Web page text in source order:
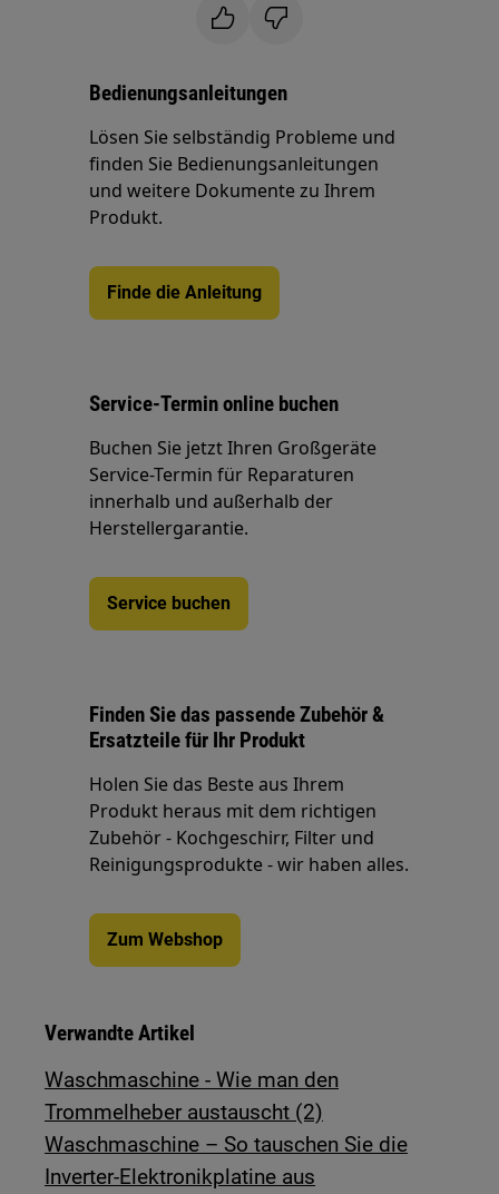
Bedienungsanleitungen
Lösen Sie selbständig Probleme und
finden Sie Bedienungsanleitungen
und weitere Dokumente zu Ihrem
Produkt.
Finde die Anleitung
Service-Termin online buchen
Buchen Sie jetzt Ihren Großgeräte
Service-Termin für Reparaturen
innerhalb und außerhalb der
Herstellergarantie.
Service buchen
Finden Sie das passende Zubehör &
Ersatzteile für Ihr Produkt
Holen Sie das Beste aus Ihrem
Produkt heraus mit dem richtigen
Zubehör - Kochgeschirr, Filter und
Reinigungsprodukte - wir haben alles.
Zum Webshop
Verwandte Artikel
Waschmaschine - Wie man den
Trommelheber austauscht (2)
Waschmaschine – So tauschen Sie die
Inverter-Elektronikplatine aus